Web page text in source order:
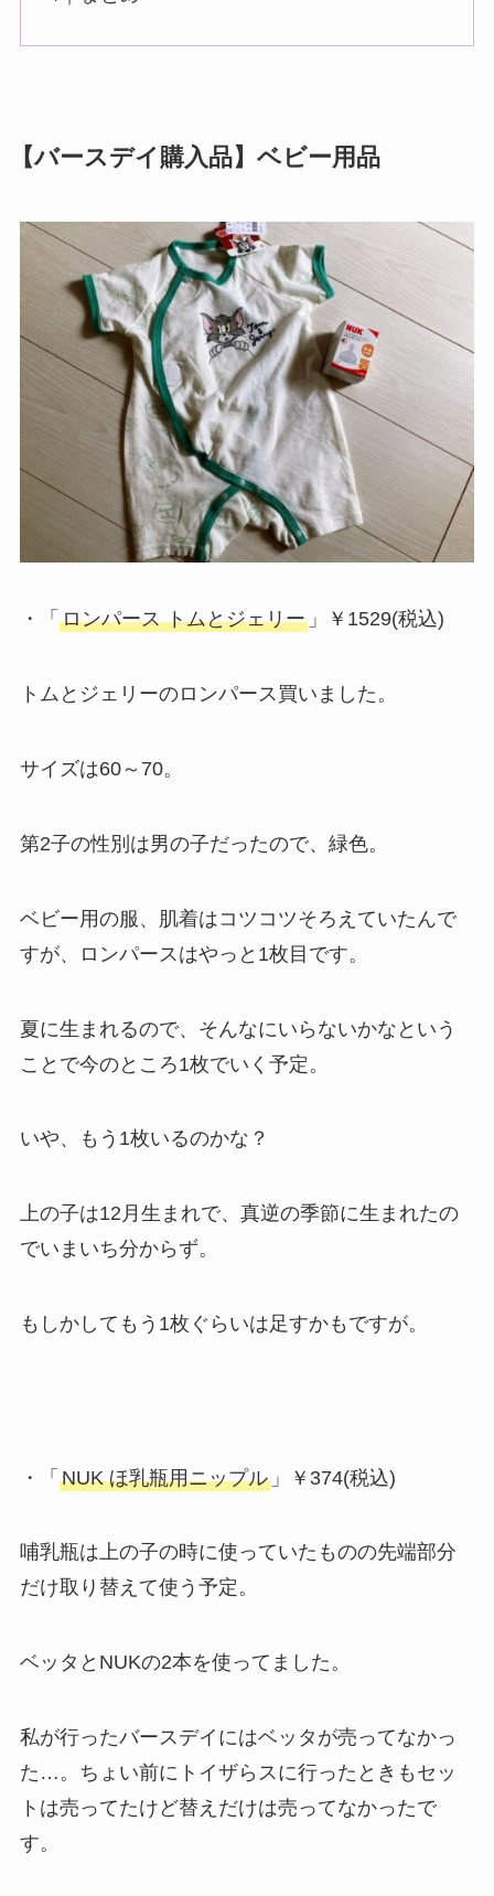
【バースデイ購入品】ベビー用品
・「 ロンパース トムとジェリー」￥1529(税込)
トムとジェリーのロンパース買いました。
サイズは60～70。
第2子の性別は男の子だったので、緑色。
ベビー用の服、肌着はコツコツそろえていたんで
すが、ロンパースはやっと1枚目です。
夏に生まれるので、そんなにいらないかなという
ことで今のところ1枚でいく予定。
いや、もう1枚いるのかな？
上の子は12月生まれで、真逆の季節に生まれたの
でいまいち分からず。
もしかしてもう1枚ぐらいは足すかもですが。
・「 NUK ほ乳瓶用ニップル」￥374(税込)
哺乳瓶は上の子の時に使っていたものの先端部分
だけ取り替えて使う予定。
ベッタとNUKの2本を使ってました。
私が行ったバースデイにはベッタが売ってなかっ
た…。ちょい前にトイザらスに行ったときもセッ
トは売ってたけど替えだけは売ってなかったで
す。